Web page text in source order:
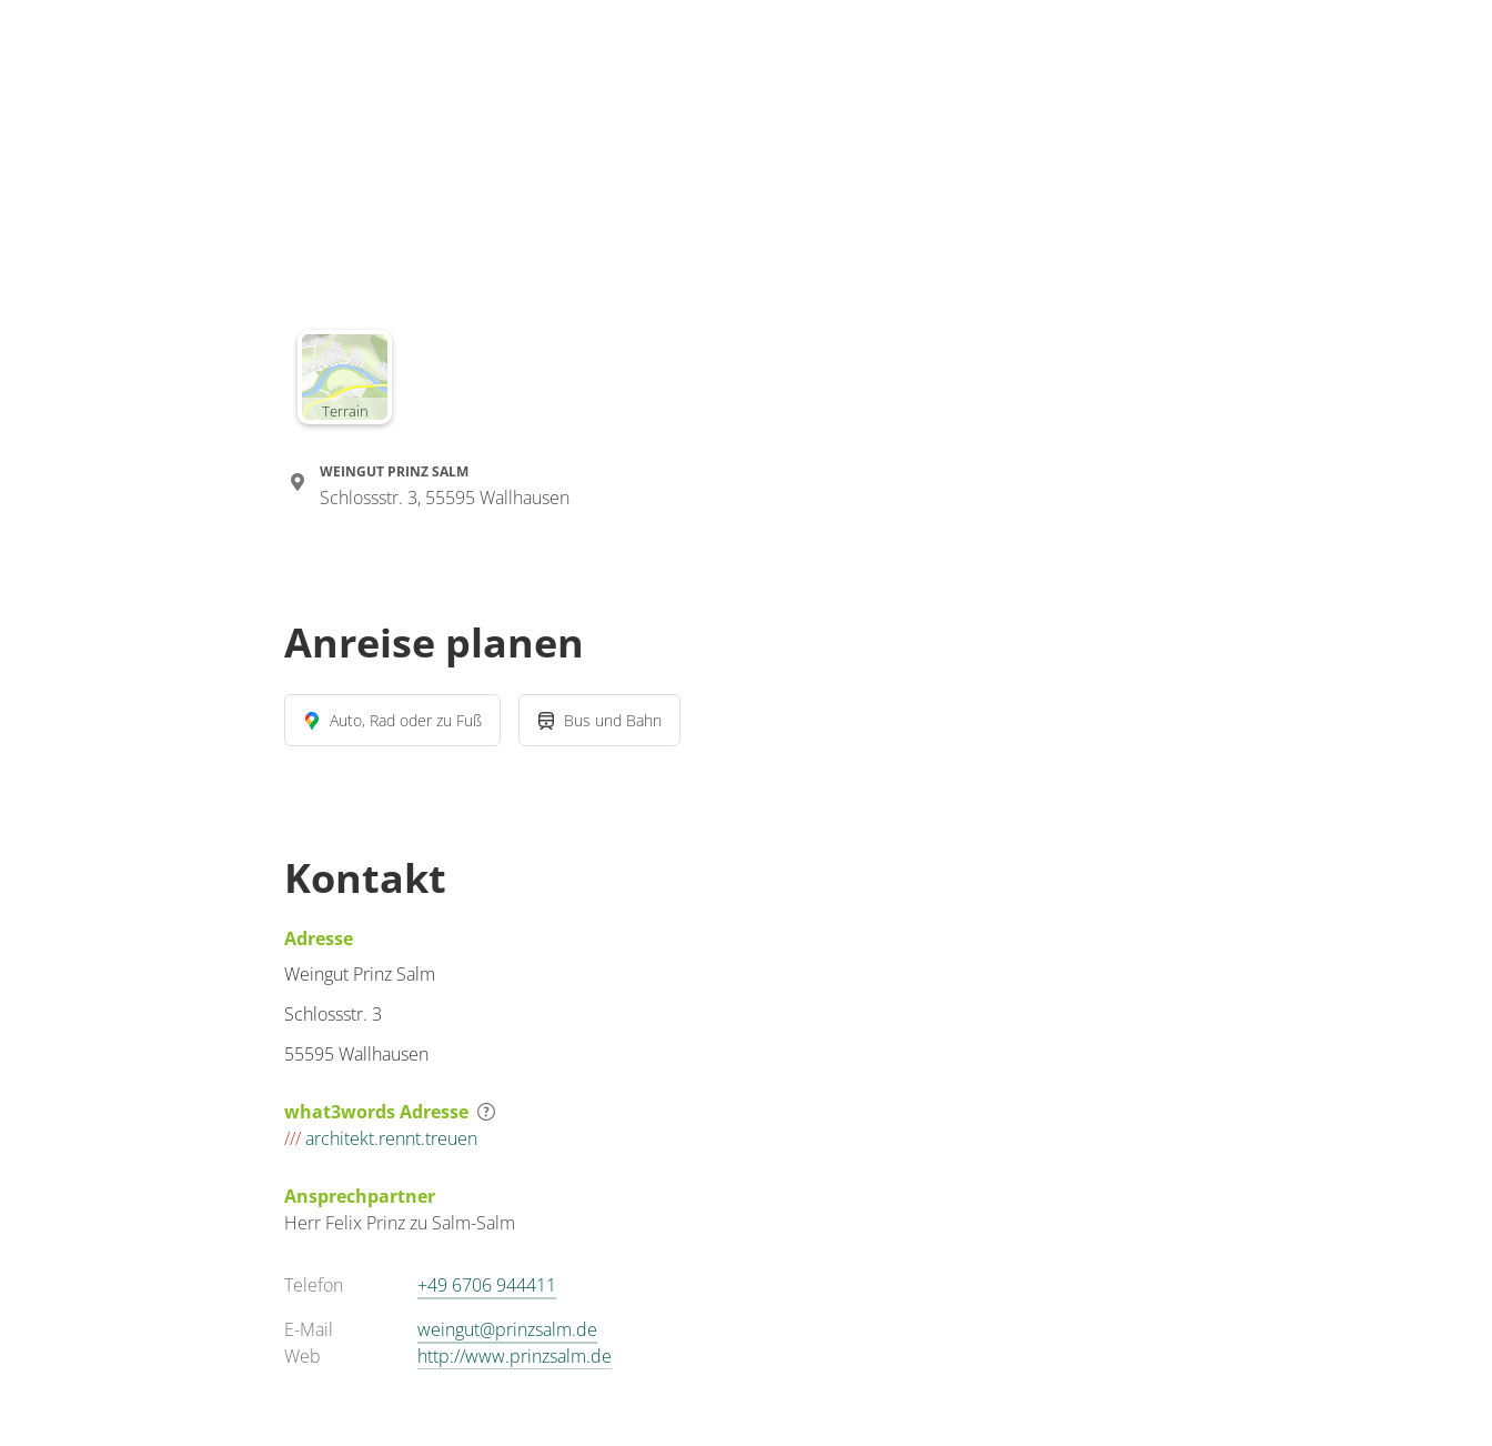
Terrain
WEINGUT PRINZ SALM
Schlossstr. 3, 55595 Wallhausen
Anreise planen
Auto, Rad oder zu Fuß Bus und Bahn
Kontakt
Adresse
Weingut Prinz Salm
Schlossstr. 3
55595 Wallhausen
what3words Adresse
///architekt.rennt.treuen
Ansprechpartner
Herr Felix Prinz zu Salm-Salm
Telefon
+49 6706 944411
E-Mail
weingut@prinzsalm.de
Web
http://www.prinzsalm.de